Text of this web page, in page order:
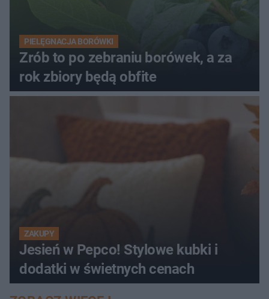
PIELĘGNACJA BORÓWKI
Zrób to po zebraniu borówek, a za
rok zbiory będą obfite
ZAKUPY
Jesień w Pepco! Stylowe kubki i
dodatki w świetnych cenach